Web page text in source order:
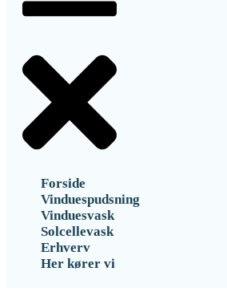
Forside
Vinduespudsning
Vinduesvask
Solcellevask
Erhverv
Her kører vi